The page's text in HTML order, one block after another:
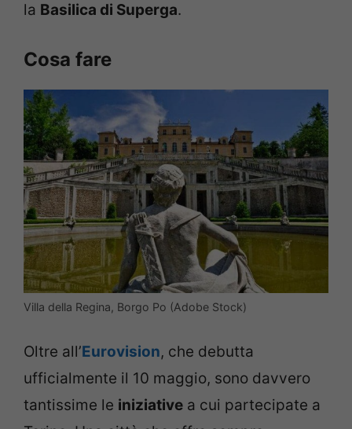
la Basilica di Superga.
Cosa fare
Villa della Regina, Borgo Po (Adobe Stock)
Oltre all’Eurovision, che debutta
ufficialmente il 10 maggio, sono davvero
tantissime le iniziative a cui partecipate a